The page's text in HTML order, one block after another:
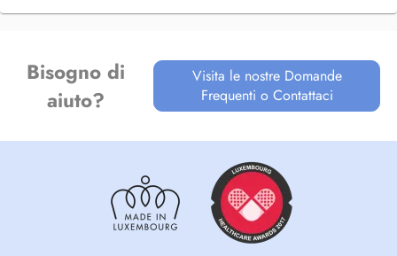
Bisogno di
aiuto?
Visita le nostre Domande
Frequenti o Contattaci